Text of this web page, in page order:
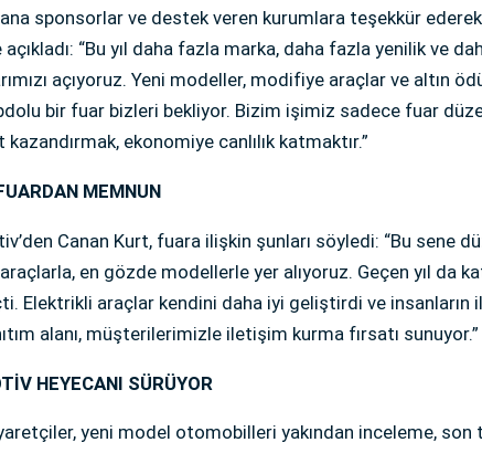
ana sponsorlar ve destek veren kurumlara teşekkür
“Bu yıl daha fazla marka, daha fazla yenilik ve
açıyoruz. Yeni modeller, modifiye araçlar ve altın
bir fuar bizleri bekliyor. Bizim işimiz sadece fuar
ekonomiye canlılık katmaktır.”
MEMNUN
Canan Kurt, fuara ilişkin şunları söyledi: “Bu sene
en gözde modellerle yer alıyoruz. Geçen yıl da
Elektrikli araçlar kendini daha iyi geliştirdi ve insanların
alanı, müşterilerimizle iletişim kurma fırsatı sunuyor.”
HEYECANI SÜRÜYOR
yeni model otomobilleri yakından inceleme, son